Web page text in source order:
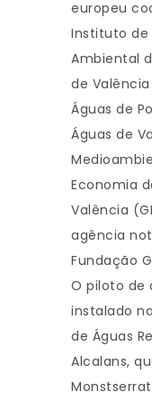
europeu
Instituto de
Ambiental
de
Águas de
Águas de
Economia
Valência
agência
Fundação
O piloto de
instalado
de Águas
Alcalans,